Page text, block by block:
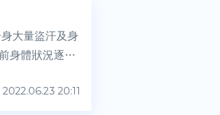
2022.06.23 20:11
大量盜汗及身
身體狀況逐漸